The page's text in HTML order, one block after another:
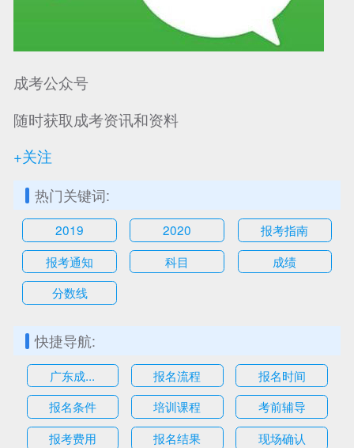
成考公众号
随时获取成考资讯和资料
+关注
热门关键词:
2019 2020
报考指南
报考通知
科目
成绩
分数线
快捷导航:
广东成... 报名流程
报名时间
报名条件
培训课程
考前辅导
报考费用
报名结果
现场确认